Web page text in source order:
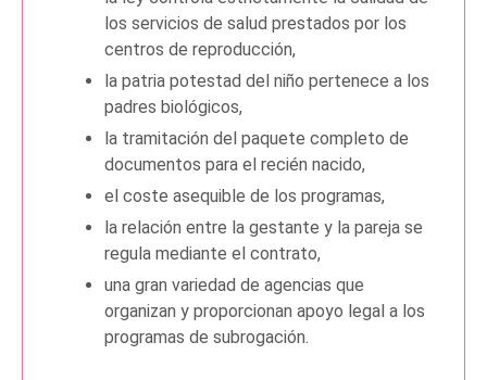
los servicios de salud prestados por los
centros de reproducción,
la patria potestad del niño pertenece a los
padres biológicos,
la tramitación del paquete completo de
documentos para el recién nacido,
el coste asequible de los programas,
la relación entre la gestante y la pareja se
regula mediante el contrato,
una gran variedad de agencias que
organizan y proporcionan apoyo legal a los
programas de subrogación.